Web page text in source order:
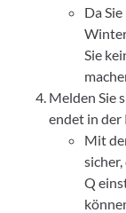
Da
Sie
Melden Sie
endet in der
Mit
Q